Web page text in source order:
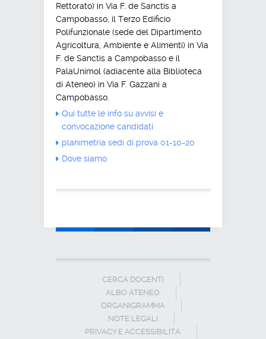
Rettorato) in Via F. de Sanctis a
Campobasso, il Terzo Edificio
Polifunzionale (sede del Dipartimento
Agricoltura, Ambiente e Alimenti) in Via
F. de Sanctis a Campobasso e il
PalaUnimol (adiacente alla Biblioteca
di Ateneo) in Via F. Gazzani a
Campobasso.
Qui tutte le info su avvisi e
convocazione candidati
planimetria sedi di prova 01-10-20
Dove siamo
CERCA DOCENTI
ALBO ATENEO
ORGANIGRAMMA
NOTE LEGALI
PRIVACY E ACCESSIBILITÀ